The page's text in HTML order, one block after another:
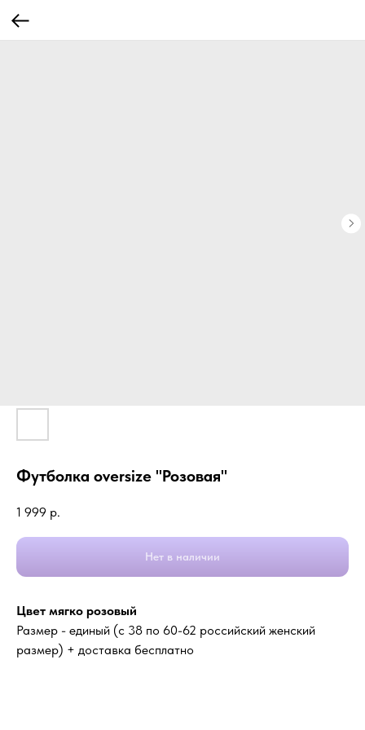
Футболка oversize "Розовая"
1 999 р.
Нет в наличии
Цвет мягко розовый
Размер - единый (с 38 по 60-62 российский женский
размер) + доставка бесплатно